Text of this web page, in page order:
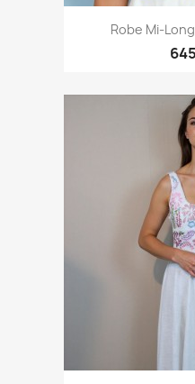
Robe Mi-